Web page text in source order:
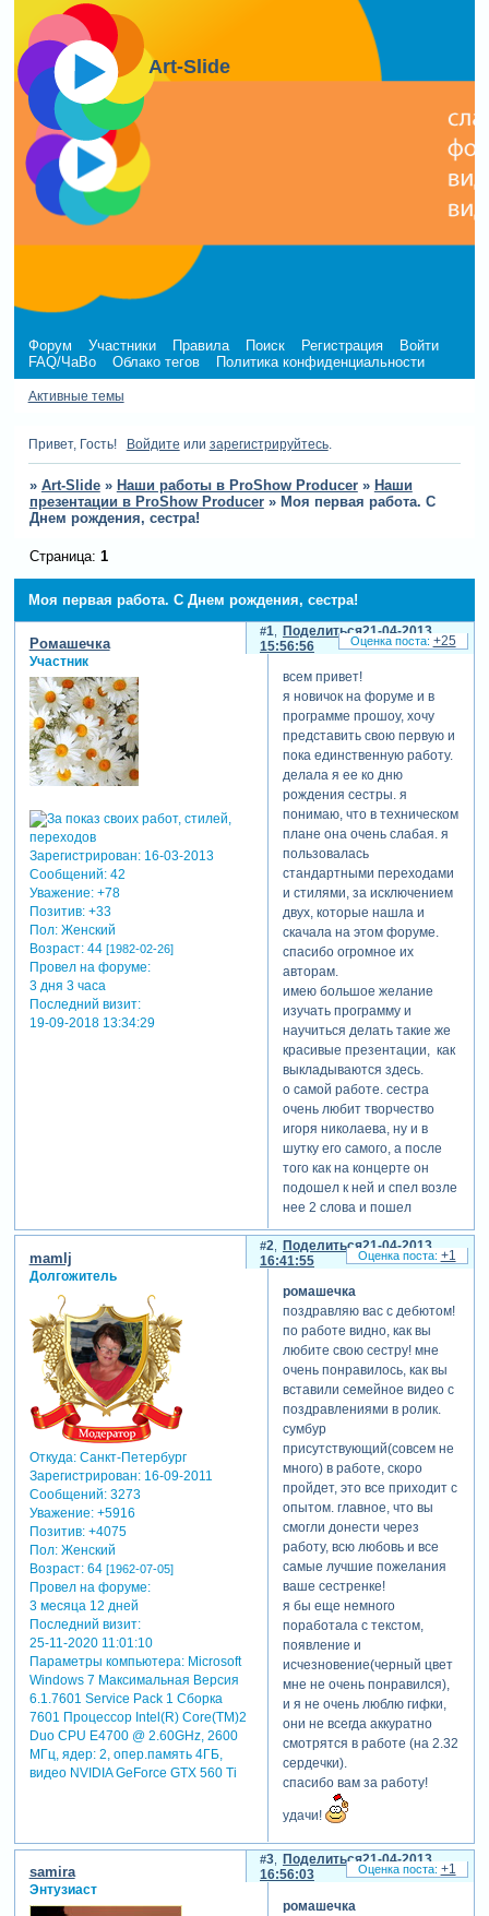
Art-Slide
Форум Участники Правила Поиск Регистрация
Войти
FAQ/ЧаВо
Облако тегов Политика конфиденциальности
Активные темы
Привет, Гость! Войдите или зарегистрируйтесь.
» Art-Slide » Наши работы в ProShow Producer » Наши
презентации в ProShow Producer » Моя первая работа. С
Днем рождения, сестра!
Моя первая работа. С Днем рождения, сестра!
Страница: 1
Поделиться
1
21-04-2013
15:56:56
Ромашечка
Участник
Зарегистрирован: 16-03-2013
Сообщений:42
Уважение: +78
Позитив: +33
Пол:Женский
Возраст:44 [1982-02-26]
Провел на форуме:
3 дня 3 часа
Последний визит:
19-09-2018 13:34:29
всем привет!
я новичок на форуме и в
программе прошоу, хочу
представить свою первую и
пока единственную работу.
делала я ее ко дню
рождения сестры. я
понимаю, что в техническом
плане она очень слабая. я
пользовалась
стандартными переходами
и стилями, за исключением
двух, которые нашла и
скачала на этом форуме.
спасибо огромное их
авторам.
имею большое желание
изучать программу и
научиться делать такие же
красивые презентации, как
выкладываются здесь.
о самой работе. сестра
очень любит творчество
игоря николаева, ну и в
шутку его самого, а после
того как на концерте он
подошел к ней и спел возле
нее 2 слова и пошел
дальше[взломанный сайт] ,
шутим о том, что ее чувство
взаимно)))
в презентации принимали
участие я и моя семья, а так
же папа, мама, муж и детки
сестры, которые не знают в
общем-то для чего я их
снимала, да и в общем-то и
забыли уже наверное, т. к.
готовиться и снимать всех
по очереди я начала
месяца 2 назад)))
может получился некий
сумбур. я читала, что это
частая ошибка новичков -
хочется всего и сразу в
одной презентации)) буду
рада советам,
наставлениям и критике))
день рождения у моей
сестры через три дня и у
меня есть еще немного
времени, чтобы исправить
какие-то недочеты.
+25
Поделиться
2
21-04-2013
16:41:55
mamlj
Долгожитель
Откуда:Санкт-Петербург
Зарегистрирован: 16-09-2011
Сообщений:3273
Уважение: +5916
Позитив: +4075
Пол:Женский
Возраст:64 [1962-07-05]
Провел на форуме:
3 месяца 12 дней
Последний визит:
25-11-2020 11:01:10
Параметры компьютера:Microsoft
Windows 7 Максимальная Версия
6.1.7601 Service Pack 1 Сборка
7601 Процессор Intel(R) Core(TM)2
Duo CPU E4700 @ 2.60GHz, 2600
МГц, ядер: 2, опер.память 4ГБ,
видео NVIDIA GeForce GTX 560 Ti
ромашечка
поздравляю вас с дебютом!
по работе видно, как вы
любите свою сестру! мне
очень понравилось, как вы
вставили семейное видео с
поздравлениями в ролик.
сумбур
присутствующий(совсем не
много) в работе, скоро
пройдет, это все приходит с
опытом. главное, что вы
смогли донести через
работу, всю любовь и все
самые лучшие пожелания
ваше сестренке!
я бы еще немного
поработала с текстом,
появление и
исчезновение(черный цвет
мне не очень понравился),
и я не очень люблю гифки,
они не всегда аккуратно
смотрятся в работе (на 2.32
сердечки).
спасибо вам за работу!
удачи!
+1
Поделиться
3
21-04-2013
16:56:03
samira
Энтузиаст
ромашечка
+1